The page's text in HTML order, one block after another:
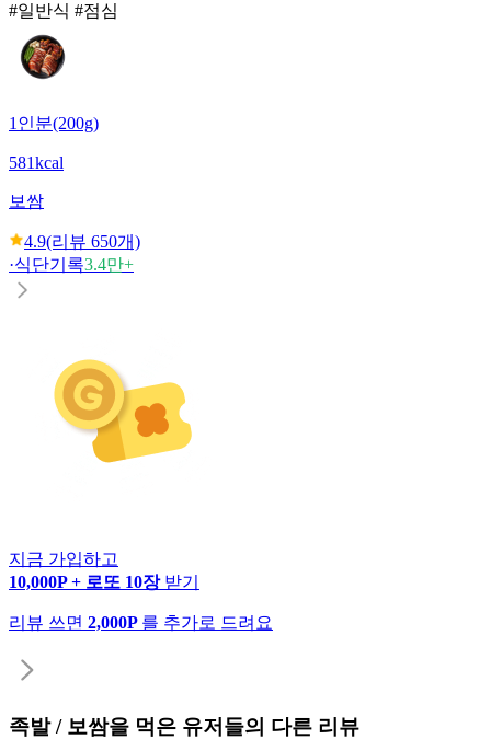
#일반식 #점심
1인분(200g)
581kcal
보쌈
4.9(리뷰 650개)
·식단기록3.4만+
지금 가입하고
10,000P + 로또 10장 받기
리뷰 쓰면 2,000P 를 추가로 드려요
족발 / 보쌈을 먹은 유저들의 다른 리뷰